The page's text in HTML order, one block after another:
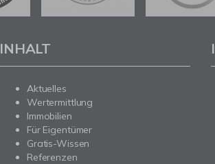
INHALT
Aktuelles
Wertermittlung
Immobilien
Für Eigentümer
Gratis-Wissen
Referenzen